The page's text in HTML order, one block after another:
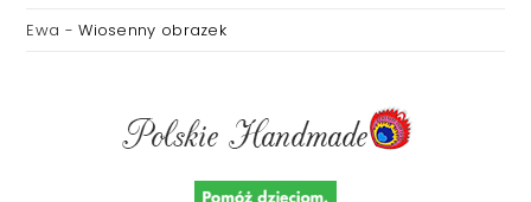
Ewa -Wiosenny obrazek